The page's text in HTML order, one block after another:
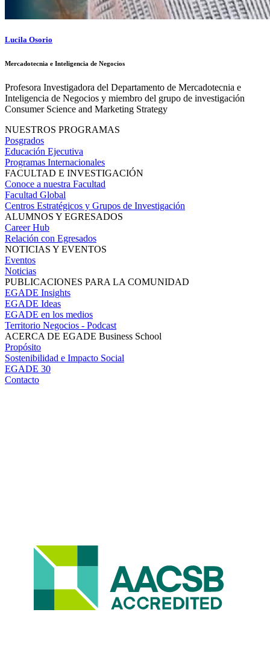
Lucila Osorio
Mercadotecnia e Inteligencia de Negocios
Profesora Investigadora del Departamento de Mercadotecnia e
Inteligencia de Negocios y miembro del grupo de investigación
Consumer Science and Marketing Strategy
NUESTROS PROGRAMAS
Posgrados
Educación Ejecutiva
Programas Internacionales
FACULTAD E INVESTIGACIÓN
Conoce a nuestra Facultad
Facultad Global
Centros Estratégicos y Grupos de Investigación
ALUMNOS Y EGRESADOS
Career Hub
Relación con Egresados
NOTICIAS Y EVENTOS
Eventos
Noticias
PUBLICACIONES PARA LA COMUNIDAD
EGADE Insights
EGADE Ideas
EGADE en los medios
Territorio Negocios - Podcast
ACERCA DE EGADE Business School
Propósito
Sostenibilidad e Impacto Social
EGADE 30
Contacto